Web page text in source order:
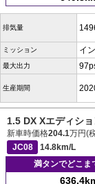
排気量
ミッション イ
最大出力
生産期間
1.5 DX Xエディシ
新車時価格204.1万円(
JC08
14.8km/L
満タンでどこま